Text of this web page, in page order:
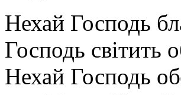
Нехай Господь
Господь світить
Нехай Господь